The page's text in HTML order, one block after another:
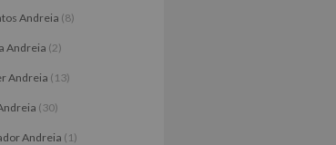
Andreia (8)
Andreia (2)
Andreia (13)
(30)
Andreia (1)